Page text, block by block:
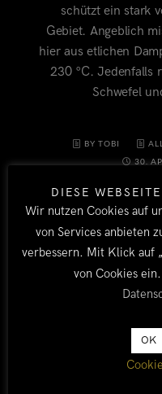
schützt ein stark
Gebiet. Angeblich
hier aus etlichen
230 °C. Jedenfalls
Schwefel
BY TOBI
30.
DIESE
Wir nutzen Cookies auf
von Services anbieten
verbessern. Mit Klick auf
von Cookies
OK